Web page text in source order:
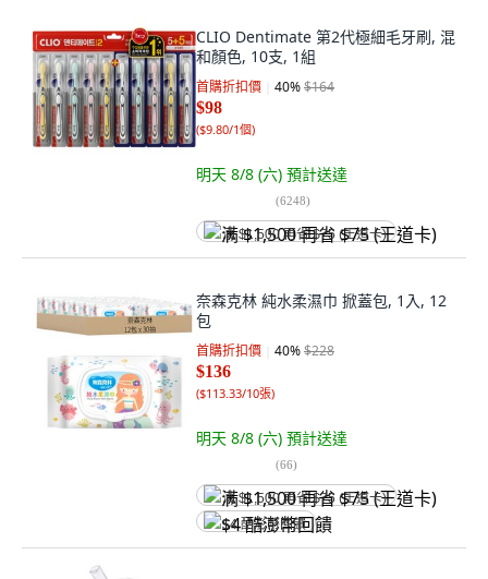
CLIO Dentimate 第2代極細毛牙刷, 混
和顏色, 10支, 1組
首購折扣價 40%$164
$98
($9.80/1個)
明天 8/8 (六) 預計送達
(6248)
满 $1,500 再省 $75 (王道卡)
奈森克林 純水柔濕巾 掀蓋包, 1入, 12
包
首購折扣價 40%$228
$136
($113.33/10張)
明天 8/8 (六) 預計送達
(66)
满 $1,500 再省 $75 (王道卡)
$4 酷澎幣回饋